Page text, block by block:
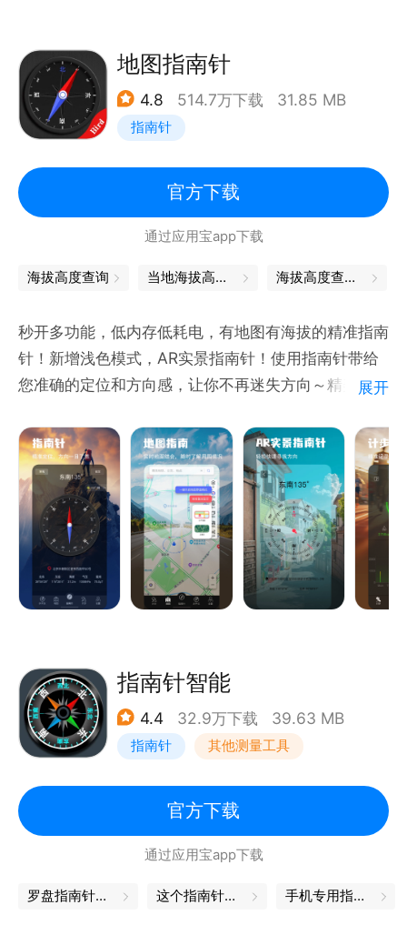
地图指南针
4.8 514.7万下载 31.85 MB
指南针
官方下载
通过应用宝app下载
海拔高度查询 当地海拔高度查询 海拔高度查询在线
秒开多功能，低内存低耗电，有地图有海拔的精准指南
针！新增浅色模式，AR实景指南针！使用指南针带给
您准确的定位和方向感，让你不再迷失方向～精美的
示当前位置、经纬度还能显示海拔高度、气压、磁场强
度、水平倾斜角度！地图功能，精准实时定位，可以知
道您的当前位置路况及平面图。是为全球用户定制的户
外出行辨别方向必备软件，是您野外探险的必备神器！
功能介绍：
【指南针】
3）显示纬度，经度，气压，海拔；
4）显示当前位置磁场强度，方便您对周围辐射强度做
到心里有数；
5）360°罗盘旋转刻度，精简、一目了然；
录指针
【地图】
GPS定位地理位置，身在何处指南针都知道，支持2D
平面图地图查看模式，路况信息、卫星图，实现实景和
展开
指南针智能
4.4 32.9万下载 39.63 MB
指南针 其他测量工具
官方下载
通过应用宝app下载
罗盘指南针下载 这个指南针可以找着北 手机专用指南针